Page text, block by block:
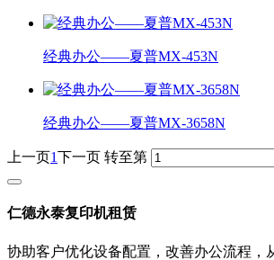
经典办公——夏普MX-453N
经典办公——夏普MX-3658N
上一页1下一页 转至第
仁德永泰复印机租赁
协助客户优化设备配置，改善办公流程，